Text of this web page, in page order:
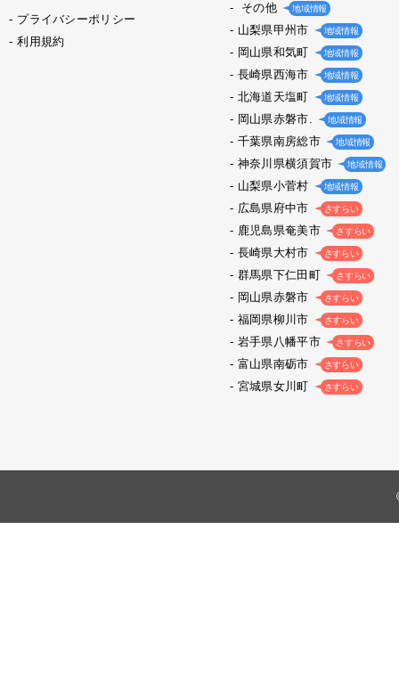
プライバシーポリシー
利用規約
その他 地域情報
山梨県甲州市 地域情報
岡山県和気町 地域情報
長崎県西海市 地域情報
北海道天塩町 地域情報
岡山県赤磐市. 地域情報
千葉県南房総市 地域情報
神奈川県横須賀市 地域情報
山梨県小菅村 地域情報
広島県府中市 さすらい
鹿児島県奄美市 さすらい
長崎県大村市 さすらい
群馬県下仁田町 さすらい
岡山県赤磐市 さすらい
福岡県柳川市 さすらい
岩手県八幡平市 さすらい
富山県南砺市 さすらい
宮城県女川町 さすらい